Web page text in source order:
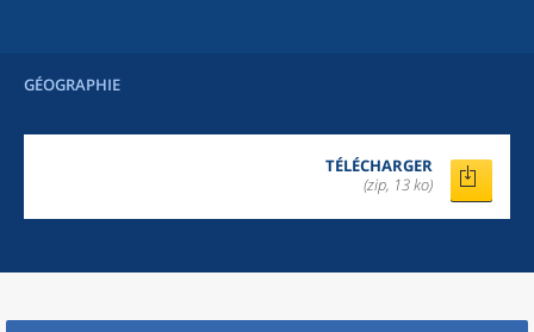
GÉOGRAPHIE
TÉLÉCHARGER
(zip, 13 ko)